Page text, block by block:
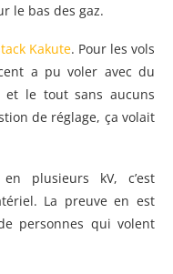
le bas des gaz.
Kakute. Pour les vols
a pu voler avec du
et le tout sans aucuns
de réglage, ça volait
plusieurs kV, c’est
La preuve en est
personnes qui volent